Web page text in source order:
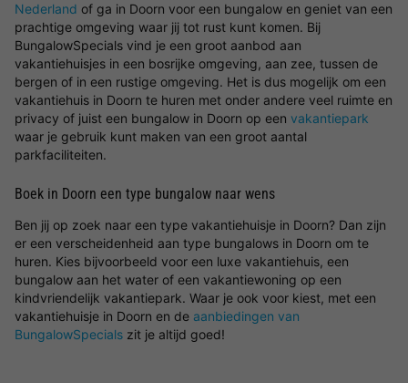
Nederland of ga in Doorn voor een bungalow en geniet van een
prachtige omgeving waar jij tot rust kunt komen. Bij
BungalowSpecials vind je een groot aanbod aan
vakantiehuisjes in een bosrijke omgeving, aan zee, tussen de
bergen of in een rustige omgeving. Het is dus mogelijk om een
vakantiehuis in Doorn te huren met onder andere veel ruimte en
privacy of juist een bungalow in Doorn op een vakantiepark
waar je gebruik kunt maken van een groot aantal
parkfaciliteiten.
Boek in Doorn een type bungalow naar wens
Ben jij op zoek naar een type vakantiehuisje in Doorn? Dan zijn
er een verscheidenheid aan type bungalows in Doorn om te
huren. Kies bijvoorbeeld voor een luxe vakantiehuis, een
bungalow aan het water of een vakantiewoning op een
kindvriendelijk vakantiepark. Waar je ook voor kiest, met een
vakantiehuisje in Doorn en de aanbiedingen van
BungalowSpecials zit je altijd goed!